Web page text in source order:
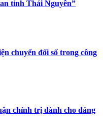
tỉnh Thái Nguyên”
chuyển đổi số trong công
chính trị dành cho đảng